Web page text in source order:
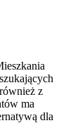
z
ma
dla